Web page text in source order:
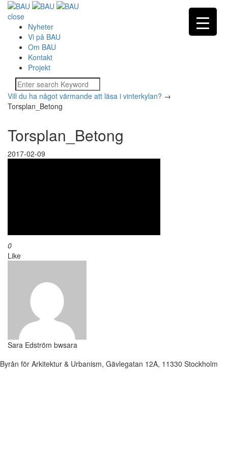
close
Nyheter
Vi på BAU
Om BAU
Kontakt
Projekt
Vill du ha något värmande att läsa i vinterkylan? →
Torsplan_Betong
Torsplan_Betong
2017-02-09
0
Like
Sara Edström bwsara
Byrån för Arkitektur & Urbanism, Gävlegatan 12A, 11330 Stockholm